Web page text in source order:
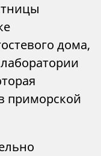
дома,
приморской